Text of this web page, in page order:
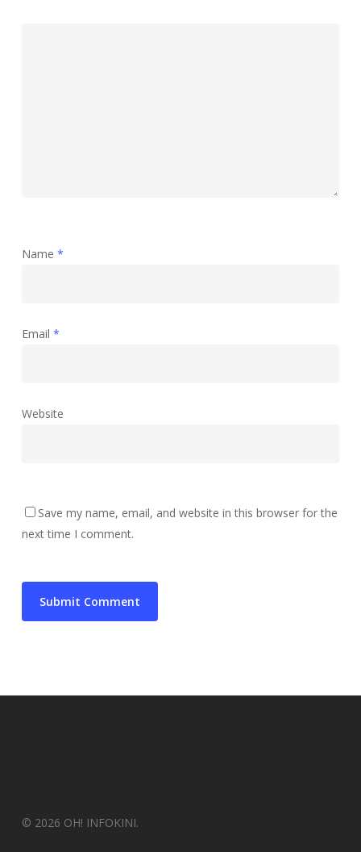
Name *
Email *
Website
Save my name, email, and website in this browser for the
next time I comment.
© 2026 OH! INFOKINI.